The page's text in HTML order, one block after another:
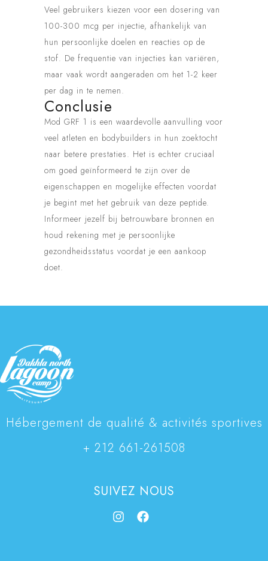
Veel gebruikers kiezen voor een dosering van
100-300 mcg per injectie, afhankelijk van
hun persoonlijke doelen en reacties op de
stof. De frequentie van injecties kan variëren,
maar vaak wordt aangeraden om het 1-2 keer
per dag in te nemen.
Conclusie
Mod GRF 1 is een waardevolle aanvulling voor
veel atleten en bodybuilders in hun zoektocht
naar betere prestaties. Het is echter cruciaal
om goed geïnformeerd te zijn over de
eigenschappen en mogelijke effecten voordat
je begint met het gebruik van deze peptide.
Informeer jezelf bij betrouwbare bronnen en
houd rekening met je persoonlijke
gezondheidsstatus voordat je een aankoop
doet.
Hébergement de qualité & activités sportives
+ 212 661-261508
SUIVEZ NOUS